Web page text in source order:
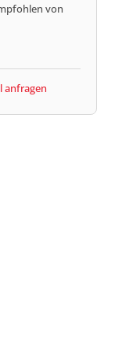
von
anfragen